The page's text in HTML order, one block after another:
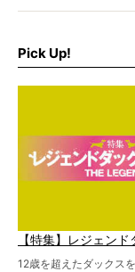
を点滴
Pick Up!
【特集】レジェン
12歳を超えたダックス